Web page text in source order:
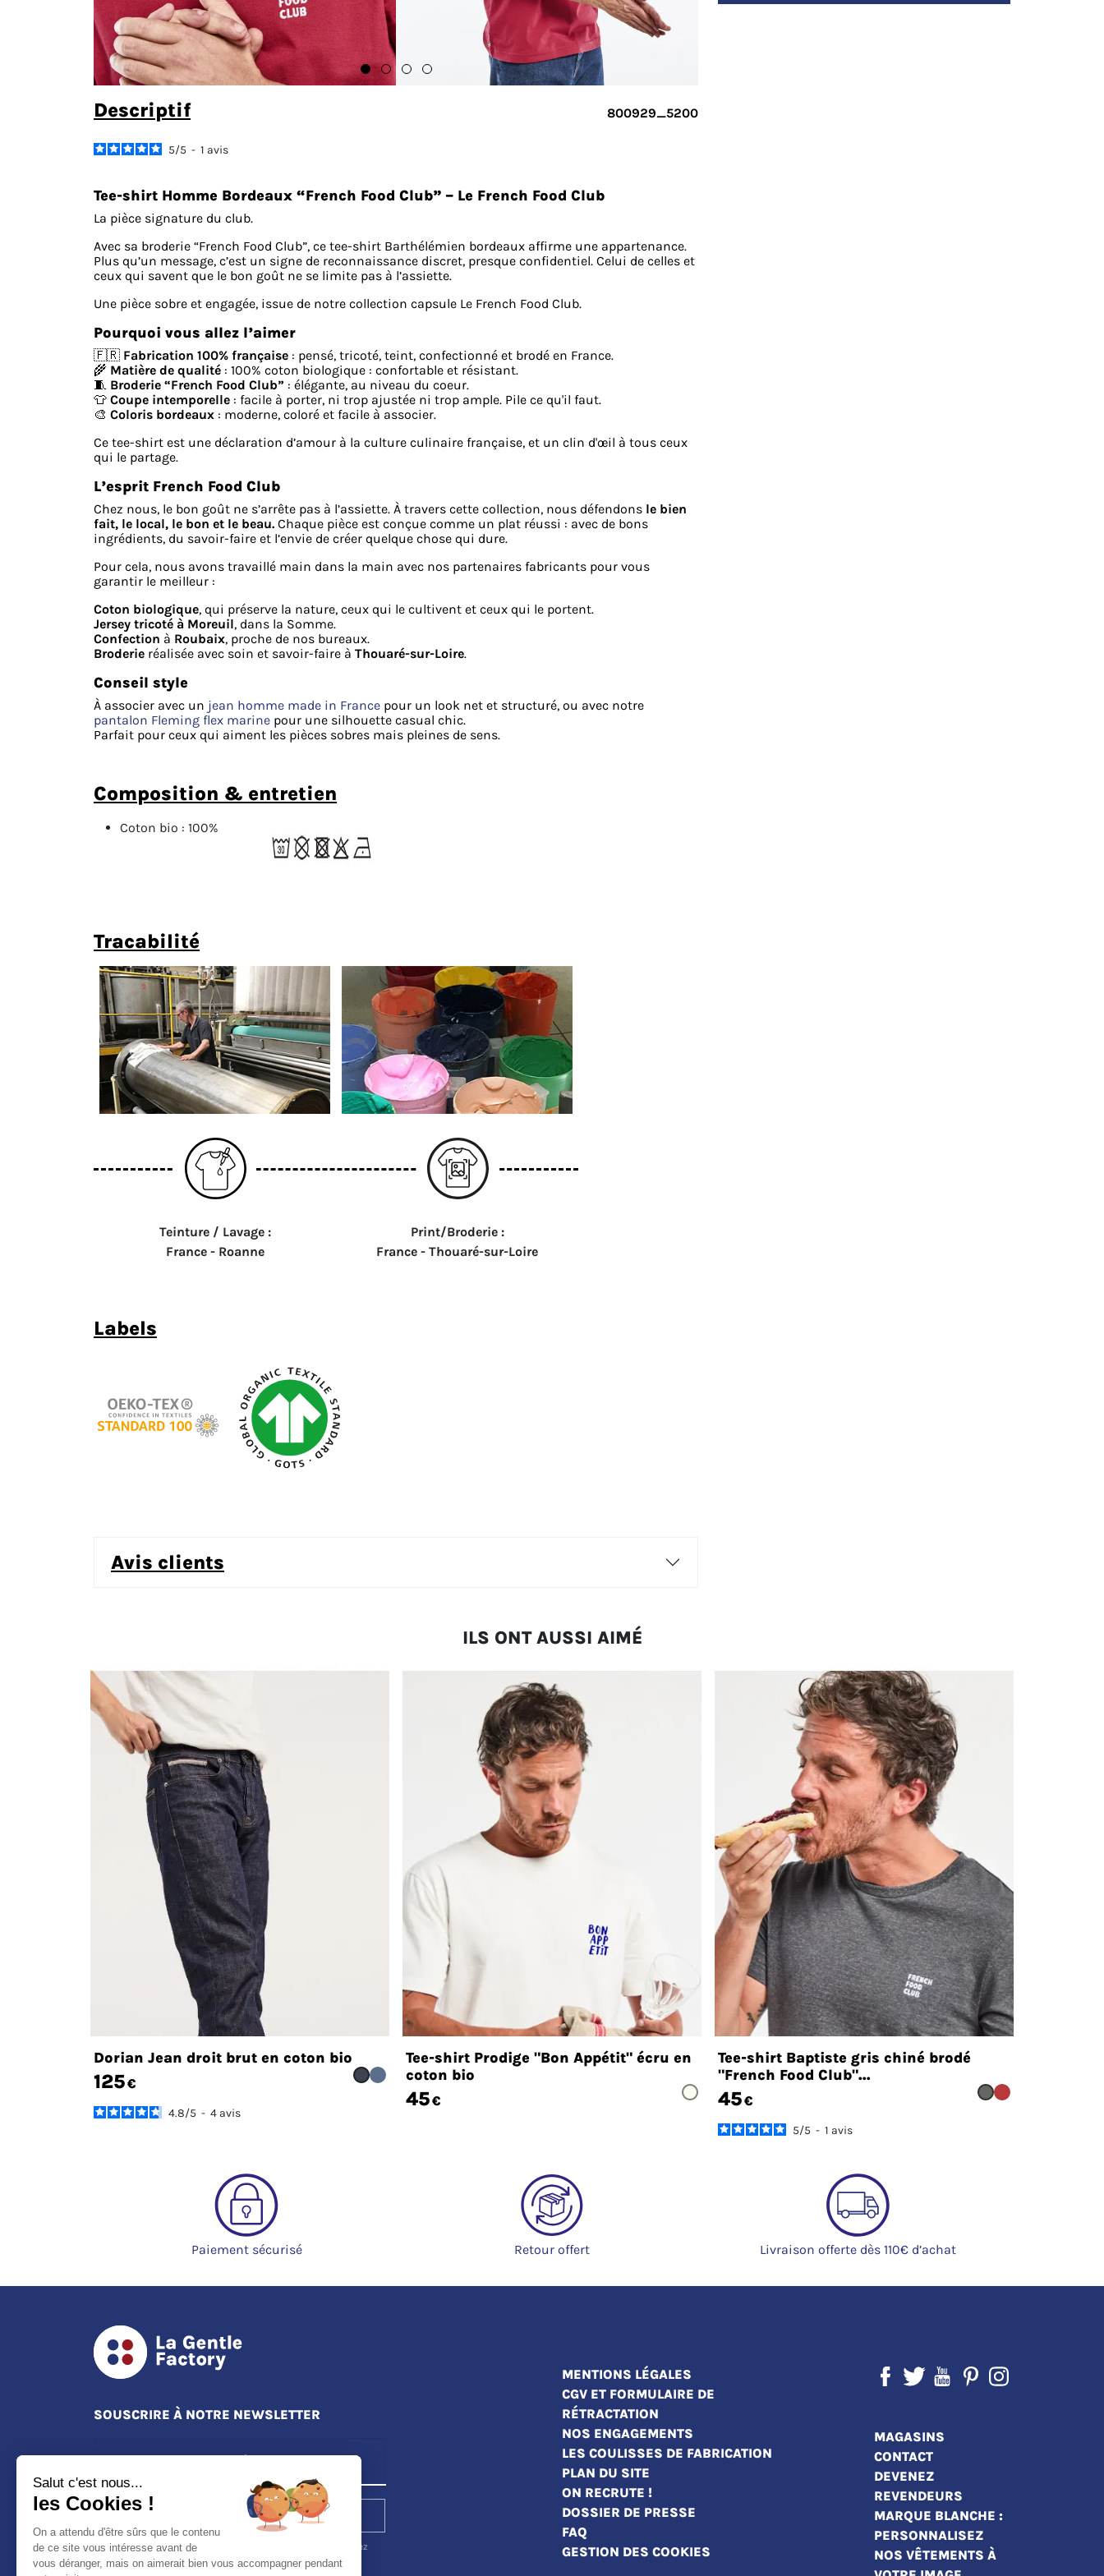
descriptif 800929_5200
5/5 - 1 avis
Tee-shirt Homme Bordeaux “French Food Club” – Le French Food Club
La pièce signature du club.
Avec sa broderie “French Food Club”, ce tee-shirt Barthélémien bordeaux affirme une appartenance.
Plus qu’un message, c’est un signe de reconnaissance discret, presque confidentiel. Celui de celles et
ceux qui savent que le bon goût ne se limite pas à l’assiette.
Une pièce sobre et engagée, issue de notre collection capsule Le French Food Club.
Pourquoi vous allez l’aimer
🇫🇷 Fabrication 100% française : pensé, tricoté, teint, confectionné et brodé en France.
🌾 Matière de qualité : 100% coton biologique : confortable et résistant.
🧵 Broderie “French Food Club” : élégante, au niveau du coeur.
👕 Coupe intemporelle : facile à porter, ni trop ajustée ni trop ample. Pile ce qu'il faut.
🎨 Coloris bordeaux : moderne, coloré et facile à associer.
Ce tee-shirt est une déclaration d’amour à la culture culinaire française, et un clin d'œil à tous ceux
qui le partage.
L’esprit French Food Club
Chez nous, le bon goût ne s’arrête pas à l’assiette. À travers cette collection, nous défendons le bien
fait, le local, le bon et le beau. Chaque pièce est conçue comme un plat réussi : avec de bons
ingrédients, du savoir-faire et l’envie de créer quelque chose qui dure.
Pour cela, nous avons travaillé main dans la main avec nos partenaires fabricants pour vous
garantir le meilleur :
Coton biologique, qui préserve la nature, ceux qui le cultivent et ceux qui le portent.
Jersey tricoté à Moreuil, dans la Somme.
Confection à Roubaix, proche de nos bureaux.
Broderie réalisée avec soin et savoir-faire à Thouaré-sur-Loire.
Conseil style
À associer avec un jean homme made in France pour un look net et structuré, ou avec notre
pantalon Fleming flex marine pour une silhouette casual chic.
Parfait pour ceux qui aiment les pièces sobres mais pleines de sens.
composition & entretien
Coton bio : 100%
tracabilité
Teinture / Lavage :
France - Roanne
Print/Broderie :
France - Thouaré-sur-Loire
labels
avis clients
ILS ONT AUSSI AIMÉ
Dorian Jean droit brut en coton bio
125€
4.8/5 - 4 avis
Tee-shirt Prodige "Bon Appétit" écru en
coton bio
45€
Tee-shirt Baptiste gris chiné brodé
"French Food Club"...
45€
5/5 - 1 avis
Paiement sécurisé Retour offert Livraison offerte dès 110€ d’achat
SOUSCRIRE À NOTRE NEWSLETTER
S'ABONNER
Vous pouvez vous désinscrire à tout moment. Vous trouverez
pour cela nos informations de contact dans les conditions
MENTIONS LÉGALES
CGV ET FORMULAIRE DE
RÉTRACTATION
NOS ENGAGEMENTS
LES COULISSES DE FABRICATION
PLAN DU SITE
ON RECRUTE !
DOSSIER DE PRESSE
FAQ
GESTION DES COOKIES
MAGASINS
CONTACT
DEVENEZ
REVENDEURS
MARQUE BLANCHE :
PERSONNALISEZ
NOS VÊTEMENTS À
Salut c'est nous...
les Cookies !
On a attendu d'être sûrs que le contenu
de ce site vous intéresse avant de
vous déranger, mais on aimerait bien vous accompagner pendant